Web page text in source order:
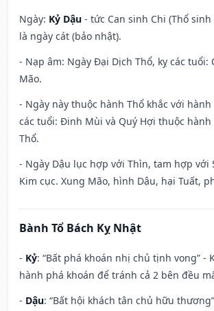
Ngày: Kỷ Dậu - tức Can sinh Chi (Thổ
là ngày cát (bảo nhật).
- Nạp âm: Ngày Đại Dịch Thổ, kỵ các tuổi:
Mão.
- Ngày này thuộc hành Thổ khắc với
các tuổi: Đinh Mùi và Quý Hợi thuộc hành
Thổ.
- Ngày Dậu lục hợp với Thìn, tam hợp với
Kim cục. Xung Mão, hình Dậu, hại Tuất,
Bành Tổ Bách Kỵ Nhật
- Kỷ: “Bất phá khoán nhị chủ tịnh vong” -
hành phá khoán để tránh cả 2 bên đều
- Dậu: “Bất hội khách tân chủ hữu